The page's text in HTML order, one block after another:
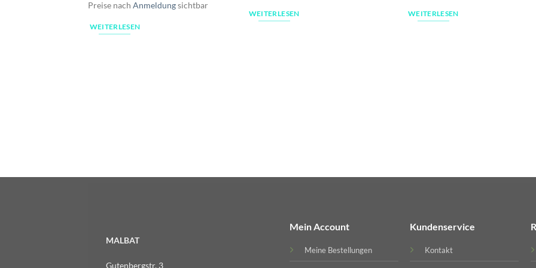
Preise nach Anmeldungsichtbar
WEITERLESEN
WEITERLESEN WEITERLESEN
MALBAT
Gutenbergstr. 3
Mein Account
Meine Bestellungen
Kundenservice
Kontakt